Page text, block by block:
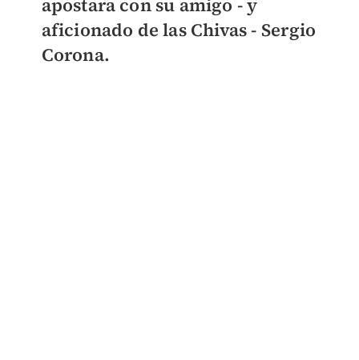
apostara con su amigo - y
aficionado de las Chivas - Sergio
Corona.